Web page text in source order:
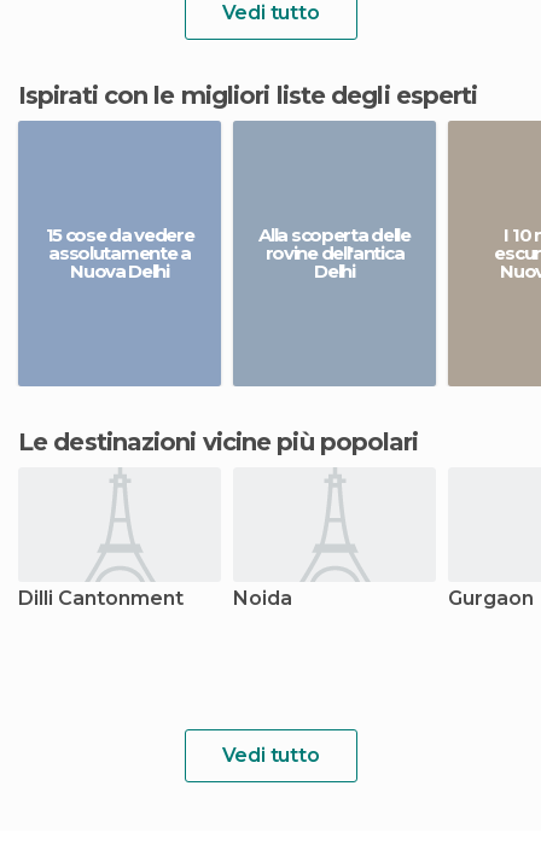
Vedi tutto
Ispirati con le migliori liste degli esperti
15 cose da vedere
assolutamente a
Nuova Delhi
Alla scoperta delle
rovine dell'antica
Delhi
I 10
Le destinazioni vicine più popolari
Dilli Cantonment Noida Gurgaon
Vedi tutto